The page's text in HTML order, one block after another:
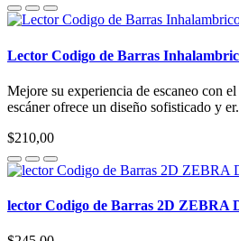
Lector Codigo de Barras
Mejore su experiencia de escaneo con
escáner ofrece un diseño sofisticado y
$210,00
lector Codigo de Barras 2D ZEBRA